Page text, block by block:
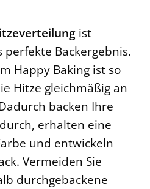
ist
Backergebnis.
Happy Baking ist so
Hitze gleichmäßig an
backen Ihre
erhalten eine
und entwickeln
Vermeiden Sie
durchgebackene